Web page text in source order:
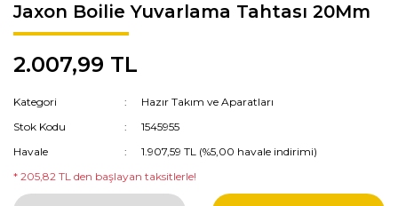
Jaxon Boilie Yuvarlama Tahtası 20Mm
2.007,99 TL
Kategori
Hazır Takım ve Aparatları
Stok Kodu
1545955
Havale
1.907,59 TL (%5,00 havale indirimi)
* 205,82 TL den başlayan taksitlerle!